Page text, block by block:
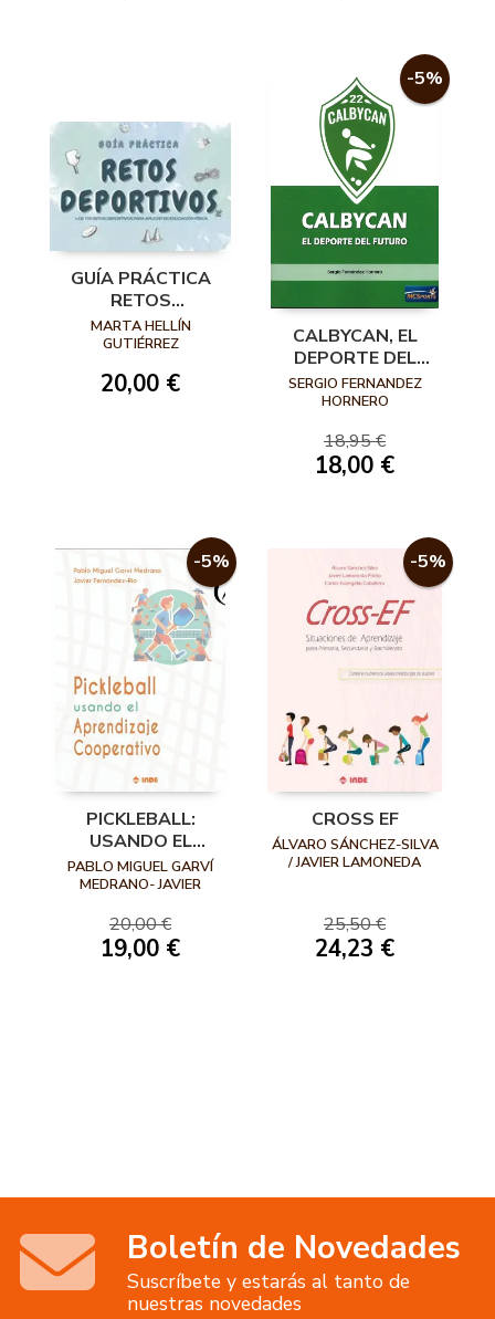
GUÍA PRÁCTICA
RETOS
DEPORTIVOS
MARTA HELLÍN
GUTIÉRREZ
20,00 €
-5%
CALBYCAN, EL
DEPORTE DEL
FUTURO
SERGIO FERNANDEZ
HORNERO
18,95 €
18,00 €
-5%
PICKLEBALL:
USANDO EL
APRENDIZAJE
COOPERATIVO
PABLO MIGUEL GARVÍ
MEDRANO- JAVIER
20,00 €
19,00 €
-5%
CROSS EF
ÁLVARO SÁNCHEZ-SILVA
/ JAVIER LAMONEDA
25,50 €
24,23 €
Boletín de Novedades
Suscríbete y estarás al tanto de
nuestras novedades